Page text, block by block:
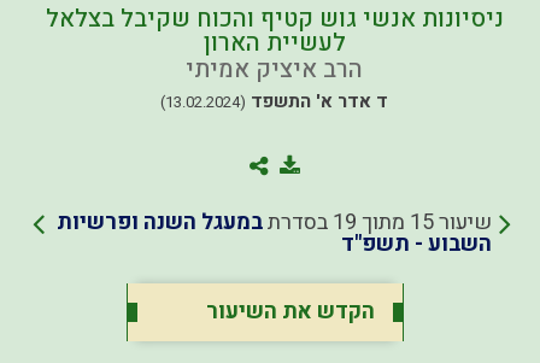
ניסיונות אנשי גוש קטיף והכוח שקיבל בצלאל
לעשיית הארון
הרב איציק אמיתי
ד אדר א' התשפד (13.02.2024)
שיעור 15 מתוך 19 בסדרת במעגל השנה ופרשיות
השבוע - תשפ"ד
הקדש את השיעור